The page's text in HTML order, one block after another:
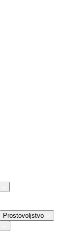
Prostovoljstvo